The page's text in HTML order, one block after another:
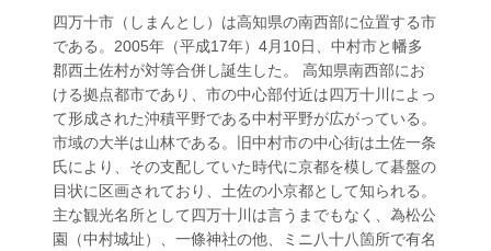
四万十市（しまんとし）は高知県の南西部に位置する市
である。2005年（平成17年）4月10日、中村市と幡多
郡西土佐村が対等合併し誕生した。 高知県南西部にお
ける拠点都市であり、市の中心部付近は四万十川によっ
て形成された沖積平野である中村平野が広がっている。
市域の大半は山林である。旧中村市の中心街は土佐一条
氏により、その支配していた時代に京都を模して碁盤の
目状に区画されており、土佐の小京都として知られる。
主な観光名所として四万十川は言うまでもなく、為松公
園（中村城址）、一條神社の他、ミニ八十八箇所で有名